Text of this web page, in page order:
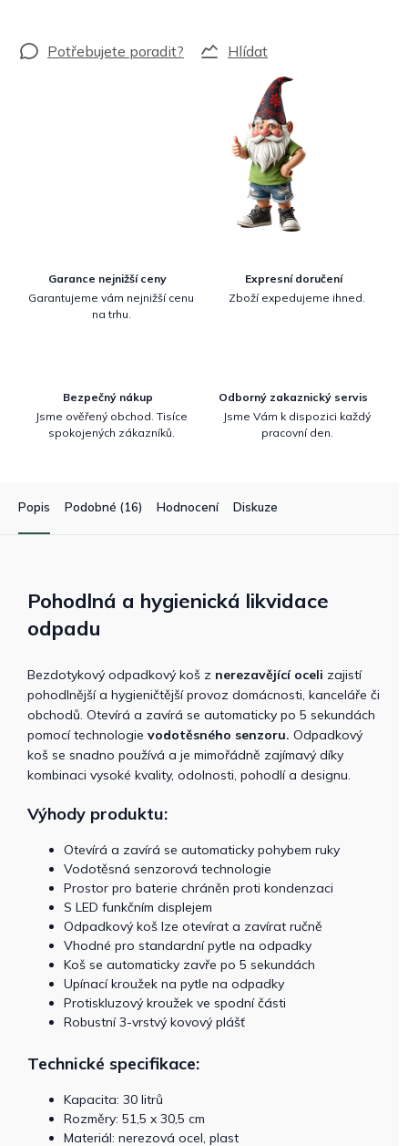
Hlídat
Garance nejnižší ceny
Garantujeme vám nejnižší cenu
na trhu.
Expresní doručení
Zboží expedujeme ihned.
Bezpečný nákup
Jsme ověřený obchod. Tisíce
spokojených zákazníků.
Odborný zakaznický servis
Jsme Vám k dispozici každý
pracovní den.
Popis Podobné (16) Hodnocení Diskuze
Pohodlná a hygienická likvidace
odpadu
Bezdotykový odpadkový koš z nerezavějící oceli zajistí
pohodlnější a hygieničtější provoz domácnosti, kanceláře či
obchodů. Otevírá a zavírá se automaticky po 5 sekundách
pomocí technologie vodotěsného senzoru. Odpadkový
koš se snadno používá a je mimořádně zajímavý díky
kombinaci vysoké kvality, odolnosti, pohodlí a designu.
Výhody produktu:
Otevírá a zavírá se automaticky pohybem ruky
Vodotěsná senzorová technologie
Prostor pro baterie chráněn proti kondenzaci
S LED funkčním displejem
Odpadkový koš lze otevírat a zavírat ručně
Vhodné pro standardní pytle na odpadky
Koš se automaticky zavře po 5 sekundách
Upínací kroužek na pytle na odpadky
Protiskluzový kroužek ve spodní části
Robustní 3-vrstvý kovový plášť
Technické specifikace:
Kapacita: 30 litrů
Rozměry: 51,5 x 30,5 cm
Materiál: nerezová ocel, plast